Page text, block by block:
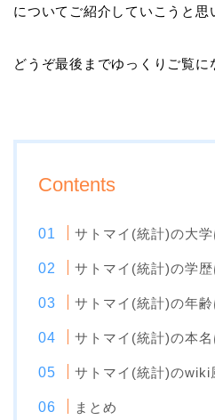
についてご紹介していこうと思
どうぞ最後までゆっくりご覧に
Contents
サトマイ(統計)の大学
サトマイ(統計)の学歴
サトマイ(統計)の年齢
サトマイ(統計)の本名
サトマイ(統計)のwiki
まとめ